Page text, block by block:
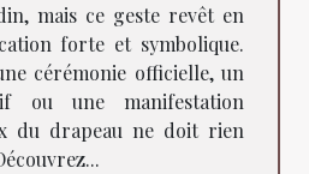
mais ce geste revêt en
forte et symbolique.
cérémonie officielle, un
ou une manifestation
du drapeau ne doit rien